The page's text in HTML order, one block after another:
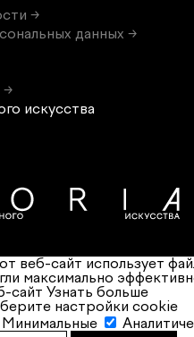
→
данных →
→
искусства
веб-сайт использует
максимально
сайт Узнать больше
настройки cookie
Минимальные